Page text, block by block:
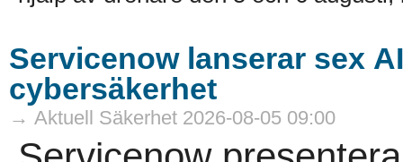
Servicenow lanserar sex
cybersäkerhet
→ Aktuell Säkerhet 2026-08-05 09:00